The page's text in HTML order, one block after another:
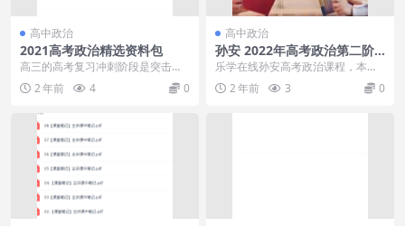
高中政治
2021高考政治精选资料包
高三的高考复习冲刺阶段是突击整
治的好时机，利用好这段时间对提
高成绩的帮助很大。高...
2 年前 4 0
高中政治
孙安 2022年高考政治第二阶
段课程
乐学在线孙安高考政治课程，本课
程共14.8G，VIP会员可通过百度网
盘转存下载或...
2 年前 3 0